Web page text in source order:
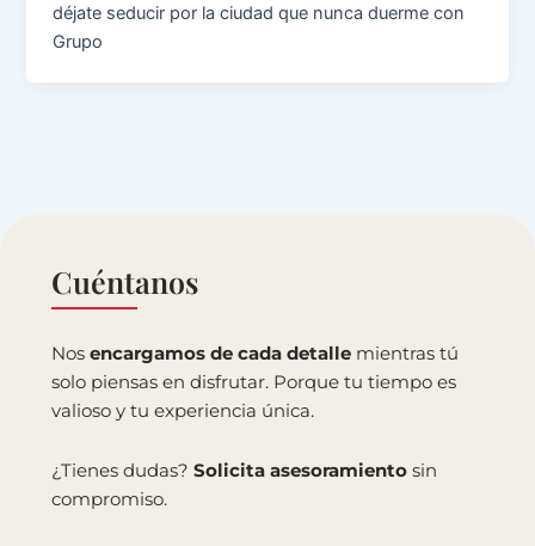
déjate seducir por la ciudad que nunca duerme con
Grupo
Cuéntanos
Nos encargamos de cada detallemientras tú
solo piensas en disfrutar. Porque tu tiempo es
valioso y tu experiencia única.
¿Tienes dudas? Solicita asesoramientosin
compromiso.